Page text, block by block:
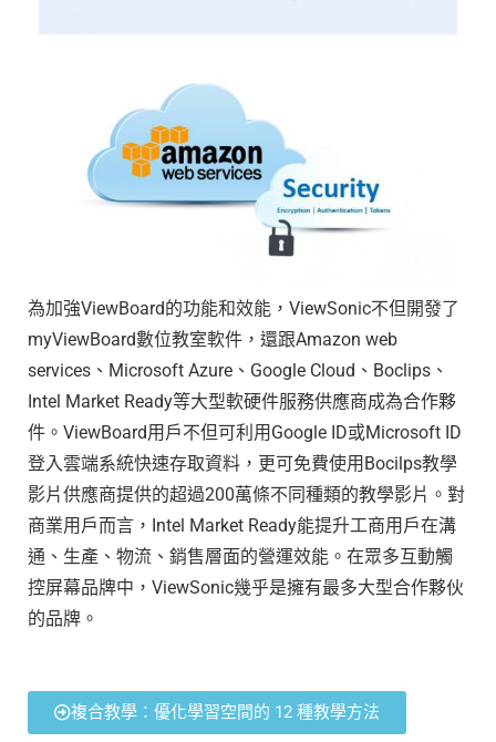
為加強ViewBoard的功能和效能，ViewSonic不但開發了
myViewBoard數位教室軟件，還跟Amazon web
services、Microsoft Azure、Google Cloud、Boclips、
Intel Market Ready等大型軟硬件服務供應商成為合作夥
件。ViewBoard用戶不但可利用Google ID或Microsoft ID
登入雲端系統快速存取資料，更可免費使用Bocilps教學
影片供應商提供的超過200萬條不同種類的教學影片。對
商業用戶而言，Intel Market Ready能提升工商用戶在溝
通、生產、物流、銷售層面的營運效能。在眾多互動觸
控屏幕品牌中，ViewSonic幾乎是擁有最多大型合作夥伙
的品牌。
複合教學：優化學習空間的 12 種教學方法